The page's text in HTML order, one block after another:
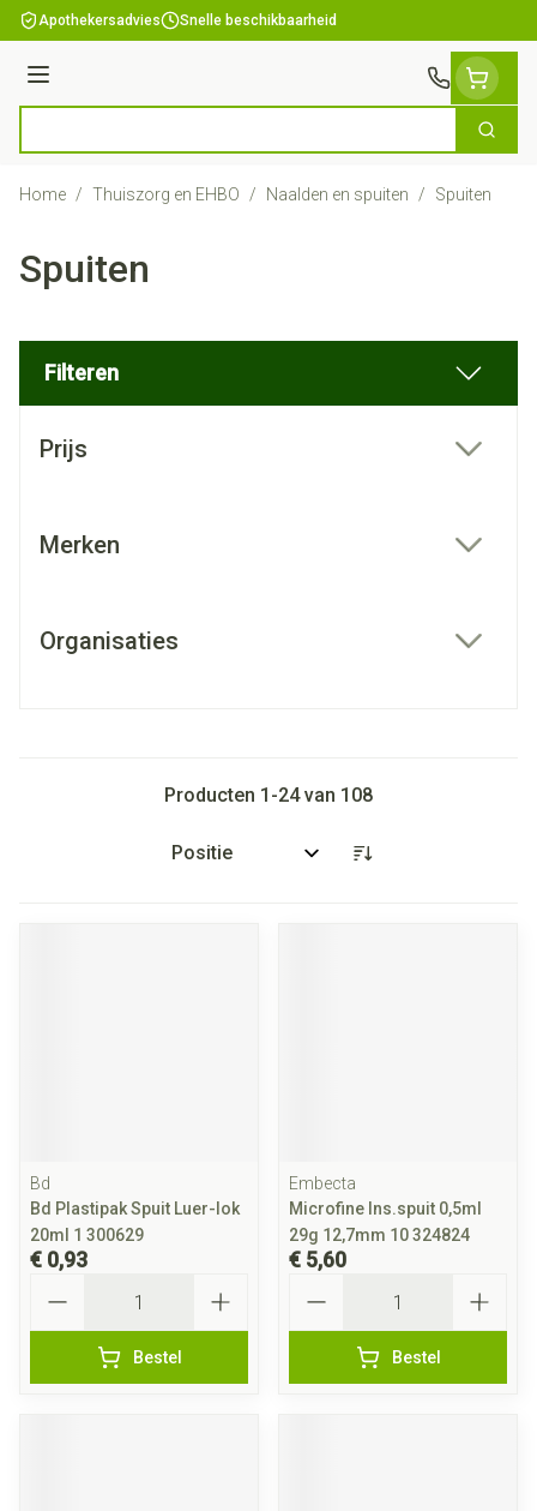
Ga naar de inhoud
Apothekersadvies Snelle beschikbaarheid
Menu
Zoek
Home / Thuiszorg en EHBO / Naalden en spuiten / Spuiten
Spuiten
Filteren
Prijs
Merken
Organisaties
Producten 1 -24van 108
Sorteer op:
Bd
Bd Plastipak Spuit Luer-lok
20ml 1 300629
€ 0,93
Bestel
Embecta
Microfine Ins.spuit 0,5ml
29g 12,7mm 10 324824
€ 5,60
Bestel